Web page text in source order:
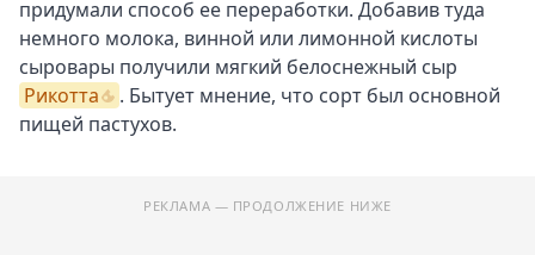
придумали способ ее переработки. Добавив туда
немного молока, винной или лимонной кислоты
сыровары получили мягкий белоснежный сыр
Рикотта
. Бытует мнение, что сорт был основной
пищей пастухов.
РЕКЛАМА — ПРОДОЛЖЕНИЕ НИЖЕ